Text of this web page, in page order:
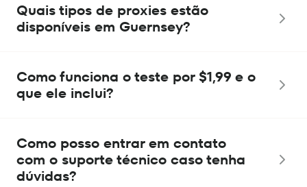
Quais tipos de proxies estão
disponíveis em Guernsey?
Como funciona o teste por $1,99 e o
que ele inclui?
Como posso entrar em contato
com o suporte técnico caso tenha
dúvidas?